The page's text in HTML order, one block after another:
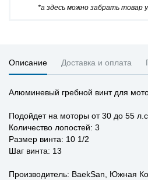
*а здесь можно забрать товар
Описание Доставка и оплата
Алюминевый гребной винт для
Подойдет на моторы от 30 до 55 л.с.
Количество лопостей: 3
Размер винта: 10 1/2
Шаг винта: 13
Производитель: BaekSan, Южная